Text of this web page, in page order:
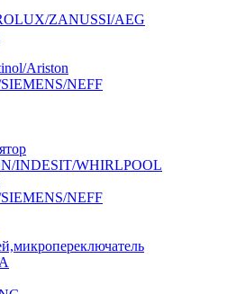
ZANUSSI/AEG
Ariston
NEFF
INDESIT/WHIRLPOOL
NEFF